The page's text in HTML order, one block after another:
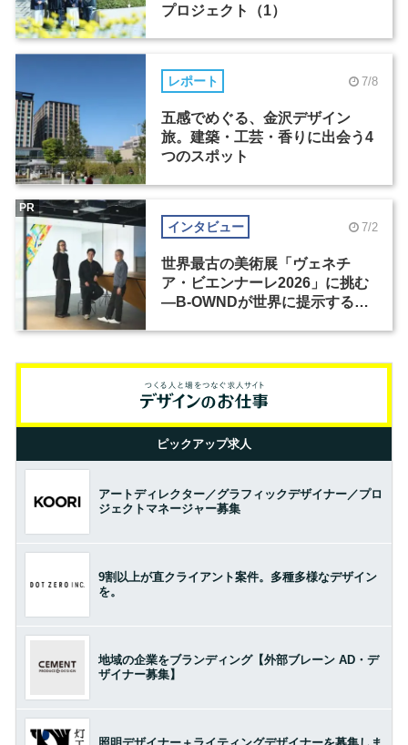
プロジェクト（1）
レポート 7/8
五感でめぐる、金沢デザイン
旅。建築・工芸・香りに出会う4
つのスポット
インタビュー 7/2
世界最古の美術展「ヴェネチ
ア・ビエンナーレ2026」に挑む
―B-OWNDが世界に提示する美
PR
ピックアップ求人
アートディレクター／グラフィックデザイナー／プロ
ジェクトマネージャー募集
9割以上が直クライアント案件。多種多様なデザイン
を。
地域の企業をブランディング【外部ブレーン AD・デ
ザイナー募集】